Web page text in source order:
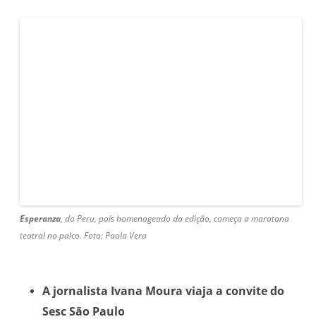
Esperanza, do Peru, país homenageado da edição, começa a maratona
teatral no palco. Foto: Paola Vera
A jornalista Ivana Moura viaja a convite do
Sesc São Paulo